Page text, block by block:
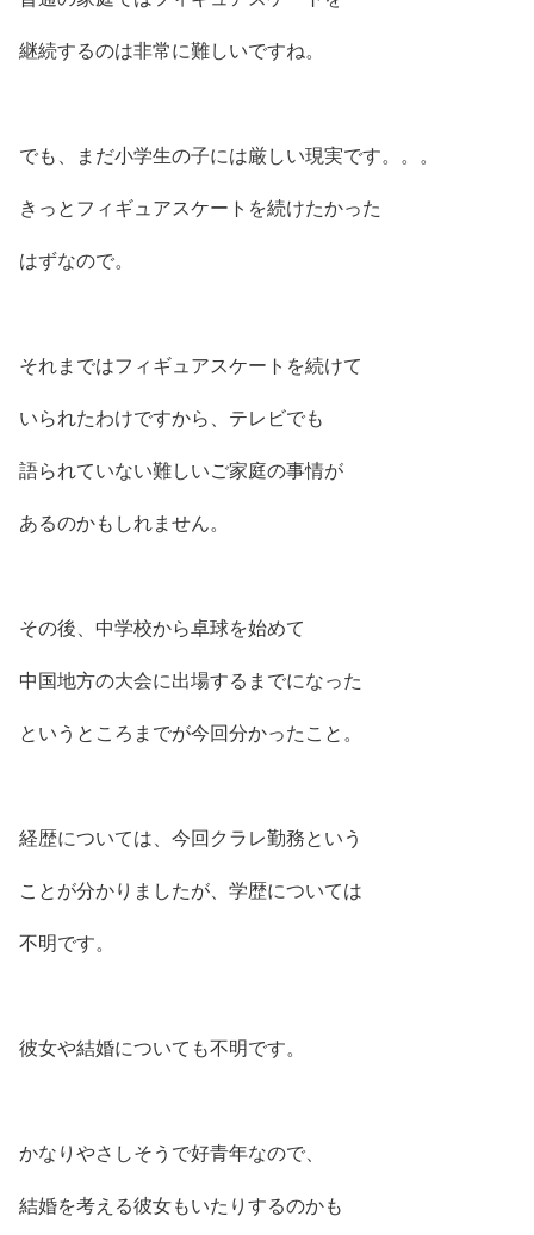
継続するのは非常に難しいですね。
でも、まだ小学生の子には厳しい現実です。。。
きっとフィギュアスケートを続けたかった
はずなので。
それまではフィギュアスケートを続けて
いられたわけですから、テレビでも
語られていない難しいご家庭の事情が
あるのかもしれません。
その後、中学校から卓球を始めて
中国地方の大会に出場するまでになった
というところまでが今回分かったこと。
経歴については、今回クラレ勤務という
ことが分かりましたが、学歴については
不明です。
彼女や結婚についても不明です。
かなりやさしそうで好青年なので、
結婚を考える彼女もいたりするのかも